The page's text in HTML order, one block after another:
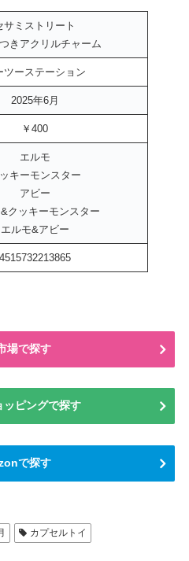
ミストリート
アクリルチャーム
ツーステーション
2025年6月
￥400
エルモ
キーモンスター
アビー
クッキーモンスター
エルモ&アビー
4515732213865
場で探す
ピングで探す
で探す
カプセルトイ